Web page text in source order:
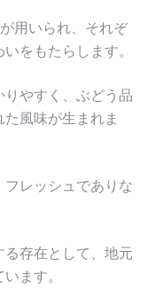
用いられ、それぞ
をもたらします。
やすく、ぶどう品
風味が生まれま
レッシュでありな
存在として、地元
ます。